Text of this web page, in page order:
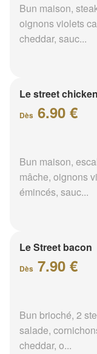
Bun maison,
oignons violets
cheddar, sauc...
Le street chicken
Dès 6.90 €
Bun maison,
mâche, oignons
émincés, sauc...
Le Street bacon
Dès 7.90 €
Bun brioché, 2
salade,
cheddar, o...